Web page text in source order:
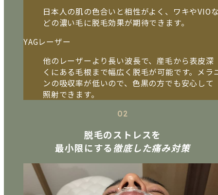
日本人の肌の色合いと相性がよく、ワキやVIO
どの濃い毛に脱毛効果が期待できます。
YAGレーザー
他のレーザーより長い波長で、産毛から表皮深
くにある毛根まで幅広く脱毛が可能です。メラ
ンの吸収率が低いので、色黒の方でも安心して
照射できます。
02
脱毛のストレスを
最小限にする徹底した痛み対策